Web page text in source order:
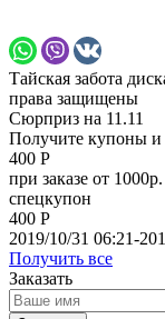
Тайская забота
права защищены
Сюрприз на 11.11
Получите купоны и
400 Р
при заказе от 1000р.
спецкупон
400 Р
2019/10/31 06:21-
Получить все
Заказать